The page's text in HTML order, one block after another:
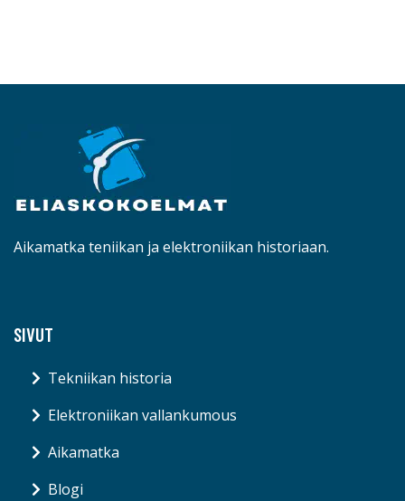
Aikamatka teniikan ja elektroniikan historiaan.
SIVUT
Tekniikan historia
Elektroniikan vallankumous
Aikamatka
Blogi